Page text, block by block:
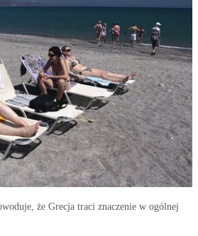
że Grecja traci znaczenie w ogólnej